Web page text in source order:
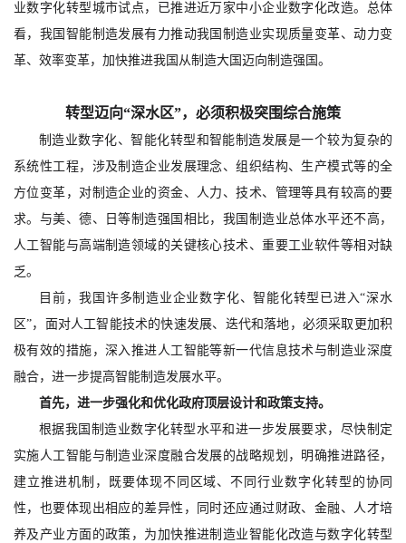
业数字化转型城市试点，已推进近万家中小企业数字化改造。总体
看，我国智能制造发展有力推动我国制造业实现质量变革、动力变
革、效率变革，加快推进我国从制造大国迈向制造强国。
转型迈向“深水区”，必须积极突围综合施策
制造业数字化、智能化转型和智能制造发展是一个较为复杂的
系统性工程，涉及制造企业发展理念、组织结构、生产模式等的全
方位变革，对制造企业的资金、人力、技术、管理等具有较高的要
求。与美、德、日等制造强国相比，我国制造业总体水平还不高，
人工智能与高端制造领域的关键核心技术、重要工业软件等相对缺
乏。
目前，我国许多制造业企业数字化、智能化转型已进入“深水
区”，面对人工智能技术的快速发展、迭代和落地，必须采取更加积
极有效的措施，深入推进人工智能等新一代信息技术与制造业深度
融合，进一步提高智能制造发展水平。
首先，进一步强化和优化政府顶层设计和政策支持。
根据我国制造业数字化转型水平和进一步发展要求，尽快制定
实施人工智能与制造业深度融合发展的战略规划，明确推进路径，
建立推进机制，既要体现不同区域、不同行业数字化转型的协同
性，也要体现出相应的差异性，同时还应通过财政、金融、人才培
养及产业方面的政策，为加快推进制造业智能化改造与数字化转型